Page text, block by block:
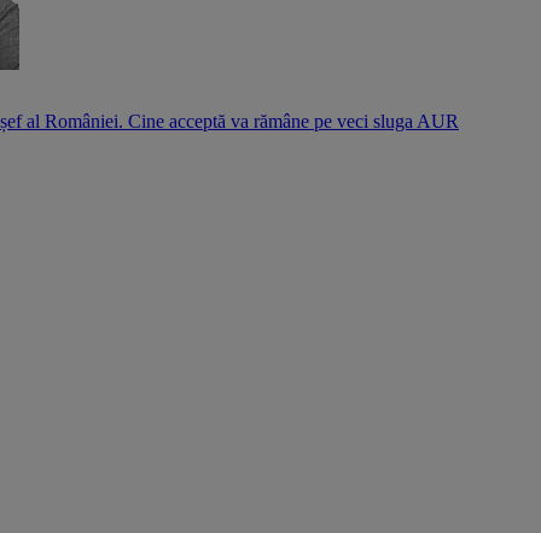
al României. Cine acceptă va rămâne pe veci sluga AUR